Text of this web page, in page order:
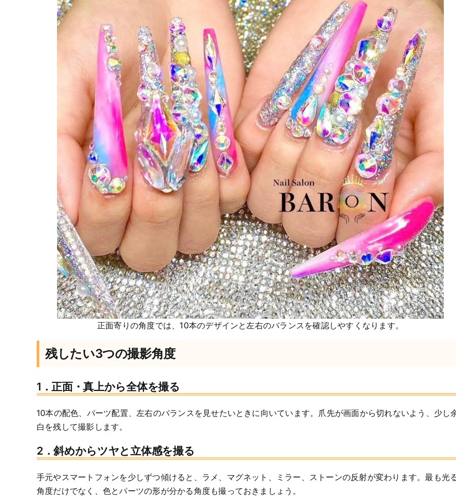
正面寄りの角度では、10本のデザインと左右のバランスを確認しやすくなります。
残したい3つの撮影角度
1．正面・真上から全体を撮る
10本の配色、パーツ配置、左右のバランスを見せたいときに向いています。爪先が画面から切れないよう、少し
白を残して撮影します。
2．斜めからツヤと立体感を撮る
手元やスマートフォンを少しずつ傾けると、ラメ、マグネット、ミラー、ストーンの反射が変わります。最も光
角度だけでなく、色とパーツの形が分かる角度も撮っておきましょう。